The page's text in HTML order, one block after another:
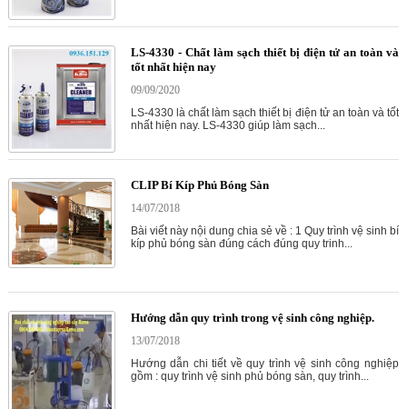
LS-4330 - Chất làm sạch thiết bị điện tử an toàn và
tốt nhất hiện nay
09/09/2020
LS-4330 là chất làm sạch thiết bị điện tử an toàn và tốt
nhất hiện nay. LS-4330 giúp làm sạch...
CLIP Bí Kíp Phủ Bóng Sàn
14/07/2018
Bài viết này nội dung chia sẻ về : 1 Quy trình vệ sinh bí
kíp phủ bóng sàn đúng cách đúng quy trinh...
Hướng dẫn quy trình trong vệ sinh công nghiệp.
13/07/2018
Hướng dẫn chi tiết về quy trình vệ sinh công nghiệp
gồm : quy trình vệ sinh phủ bóng sàn, quy trình...